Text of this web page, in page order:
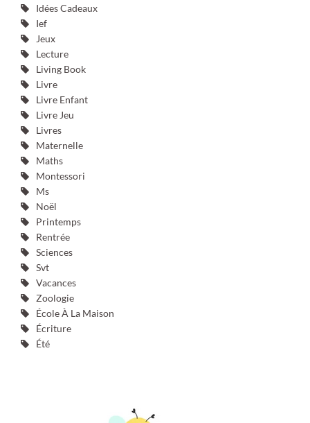
Idées Cadeaux
Ief
Jeux
Lecture
Living Book
Livre
Livre Enfant
Livre Jeu
Livres
Maternelle
Maths
Montessori
Ms
Noël
Printemps
Rentrée
Sciences
Svt
Vacances
Zoologie
École À La Maison
Écriture
Été